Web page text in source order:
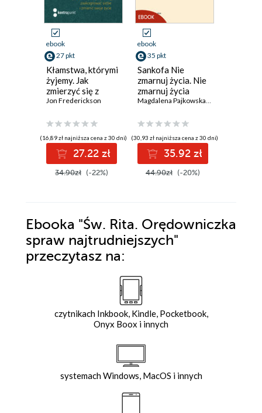
ebook
27 pkt
Kłamstwa, którymi
żyjemy. Jak
zmierzyć się z
prawdą,
siebie i zmienić
swoje życie
Wydania II
Jon Frederickson
(16,89 zł najniższa cena z 30 dni)
27.22 zł
34.90zł (-22%)
ebook
35 pkt
Sankofa Nie
zmarnuj życia. Nie
zmarnuj życia
Magdalena Pajkowska
,Tomasz Gaj OP
(30,93 zł najniższa cena z 30 dni)
35.92 zł
44.90zł (-20%)
Ebooka "Św. Rita. Orędowniczka
spraw najtrudniejszych"
przeczytasz na:
czytnikach Inkbook, Kindle, Pocketbook,
Onyx Boox i innych
systemach Windows, MacOS i innych